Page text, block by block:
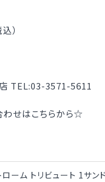
）
TEL:03-3571-5611
せはこちらから☆
ローム トリビュート 1サ